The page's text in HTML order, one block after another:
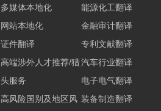
多媒体本地化
网站本地化
证件翻译
高端涉外人才推荐/猎
头服务
高风险国别及地区风
能源化工翻译
金融审计翻译
专利文献翻译
汽车行业翻译
电子电气翻译
装备制造翻译